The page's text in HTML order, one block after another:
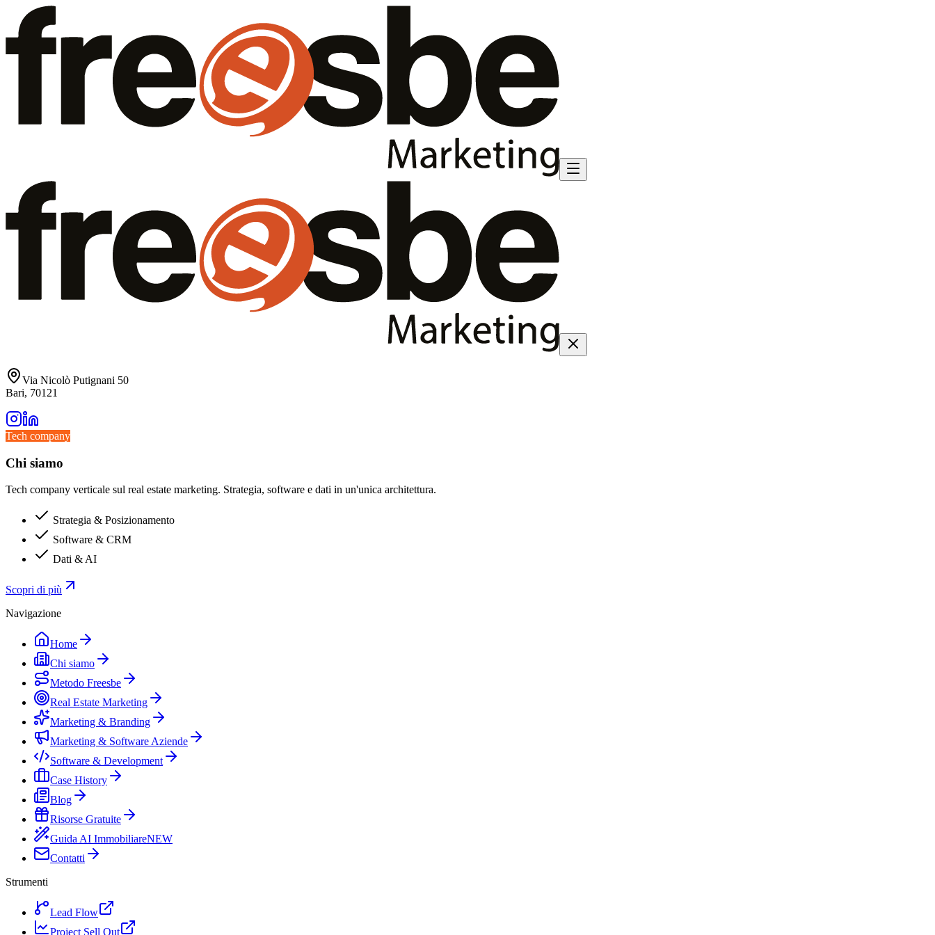
Via Nicolò Putignani 50
Bari, 70121
Tech company
Chi siamo
Tech company verticale sul real estate marketing. Strategia, software e dati in un'unica architettura.
Strategia & Posizionamento
Software & CRM
Dati & AI
Scopri di più
Navigazione
Home
Chi siamo
Metodo Freesbe
Real Estate Marketing
Marketing & Branding
Marketing & Software Aziende
Software & Development
Case History
Blog
Risorse Gratuite
Guida AI ImmobiliareNEW
Contatti
Strumenti
Lead Flow
Project Sell Out